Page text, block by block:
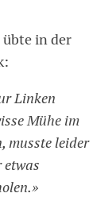
übte in der
Linken
Mühe im
musste leider
etwas